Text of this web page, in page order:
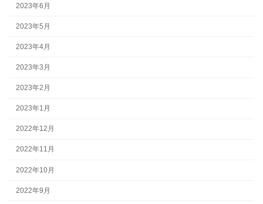
2023年6月
2023年5月
2023年4月
2023年3月
2023年2月
2023年1月
2022年12月
2022年11月
2022年10月
2022年9月